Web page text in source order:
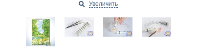
Увеличить